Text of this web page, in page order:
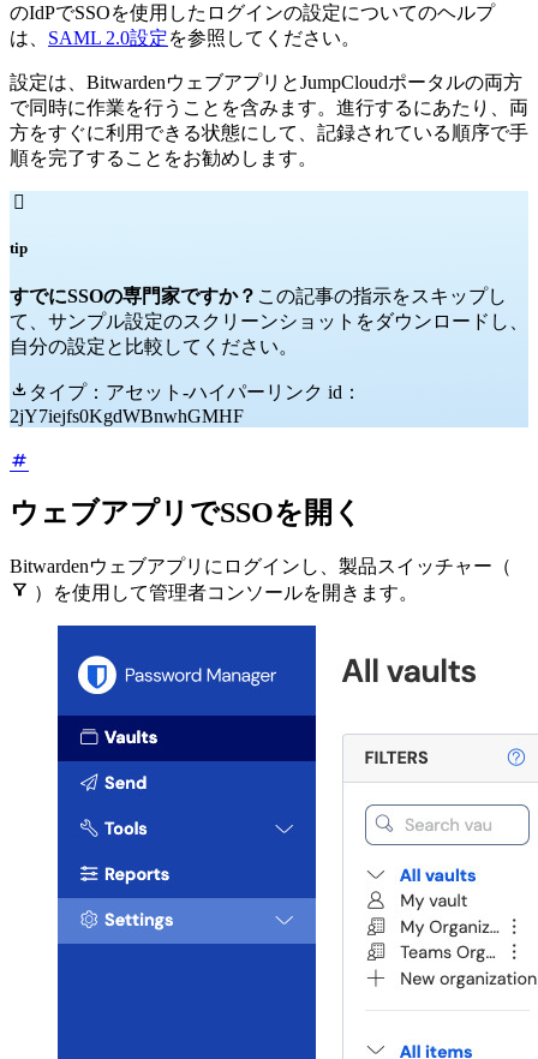
のIdPでSSOを使用したログインの設定についてのヘルプ
は、 SAML 2.0設定を参照してください。
設定は、BitwardenウェブアプリとJumpCloudポータルの両方
で同時に作業を行うことを含みます。進行するにあたり、両
方をすぐに利用できる状態にして、記録されている順序で手
順を完了することをお勧めします。

tip
すでにSSOの専門家ですか？ この記事の指示をスキップし
て、サンプル設定のスクリーンショットをダウンロードし、
自分の設定と比較してください。
 タイプ：アセット-ハイパーリンク id：
2jY7iejfs0KgdWBnwhGMHF
ウェブアプリでSSOを開く
Bitwardenウェブアプリにログインし、製品スイッチャー（
 ）を使用して管理者コンソールを開きます。